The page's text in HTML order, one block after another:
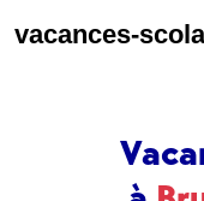
vacances-